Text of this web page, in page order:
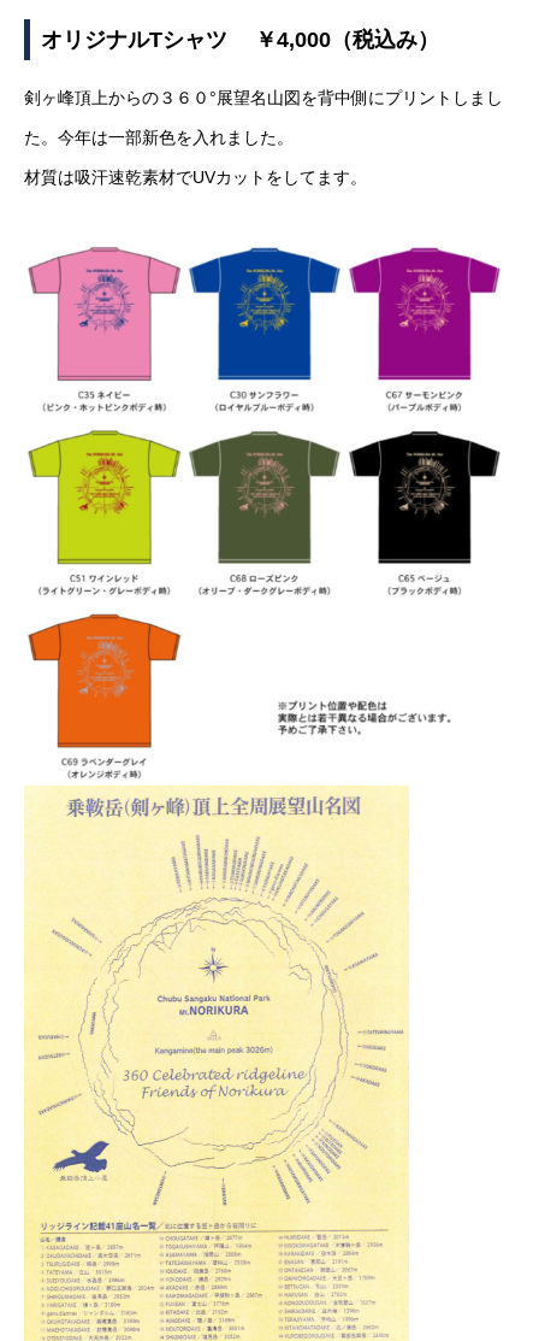
オリジナルTシャツ ￥4,000（税込み）
剣ヶ峰頂上からの３６０°展望名山図を背中側にプリントしまし
た。今年は一部新色を入れました。
材質は吸汗速乾素材でUVカットをしてます。